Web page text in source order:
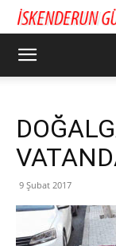
9 Şubat 2017